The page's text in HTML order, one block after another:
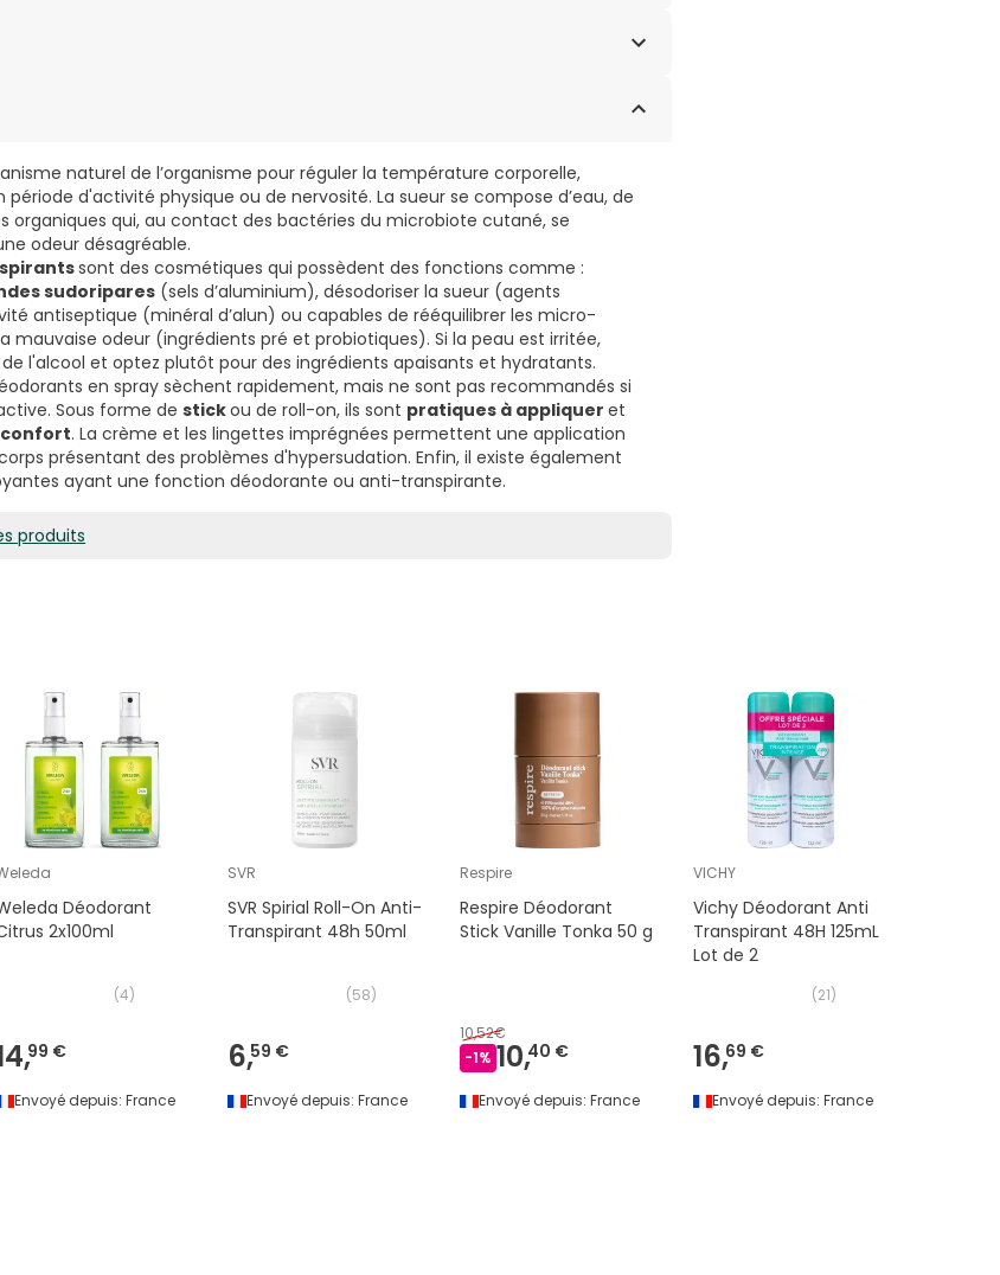
CARBONATE, PPG-20 METHYL GLUCOSE ETHER, C15-19 ALKANE,
naturel de l’organisme pour réguler la température corporelle,
d'activité physique ou de nervosité. La sueur se compose d’eau, de
organiques qui, au contact des bactéries du microbiote cutané, se
odeur désagréable.
sont des cosmétiques qui possèdent des fonctions comme :
sudoripares (sels d’aluminium), désodoriser la sueur (agents
antiseptique (minéral d’alun) ou capables de rééquilibrer les micro-
mauvaise odeur (ingrédients pré et probiotiques). Si la peau est irritée,
l'alcool et optez plutôt pour des ingrédients apaisants et hydratants.
en spray sèchent rapidement, mais ne sont pas recommandés si
Sous forme de stickou de roll-on, ils sont pratiques à appliquer et
. La crème et les lingettes imprégnées permettent une application
présentant des problèmes d'hypersudation. Enfin, il existe également
ayant une fonction déodorante ou anti-transpirante.
produits
Déodorant
2x100ml
(4)
99 €
Envoyé depuis: France
SVR
SVR Spirial Roll-On Anti-
Transpirant 48h 50ml
(58)
6,59 €
Envoyé depuis: France
Respire
Respire Déodorant
Stick Vanille Tonka 50 g
10,52€
-1% 10,40 €
Envoyé depuis: France
VICHY
Vichy Déodorant Anti
Transpirant 48H 125mL
Lot de 2
(21)
16,69 €
Envoyé depuis: France